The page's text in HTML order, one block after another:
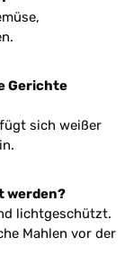
Gerichte
sich weißer
werden?
lichtgeschützt.
Mahlen vor der